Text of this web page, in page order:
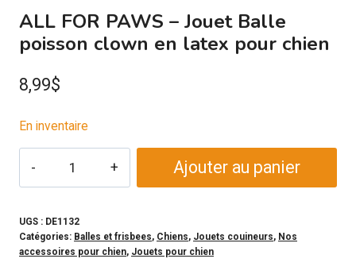
ALL FOR PAWS – Jouet Balle
poisson clown en latex pour chien
8,99$
En inventaire
FOR
PAWS
Ajouter au panier
UGS : DE1132
Catégories: Balles et frisbees, Chiens, Jouets couineurs, Nos
accessoires pour chien, Jouets pour chien